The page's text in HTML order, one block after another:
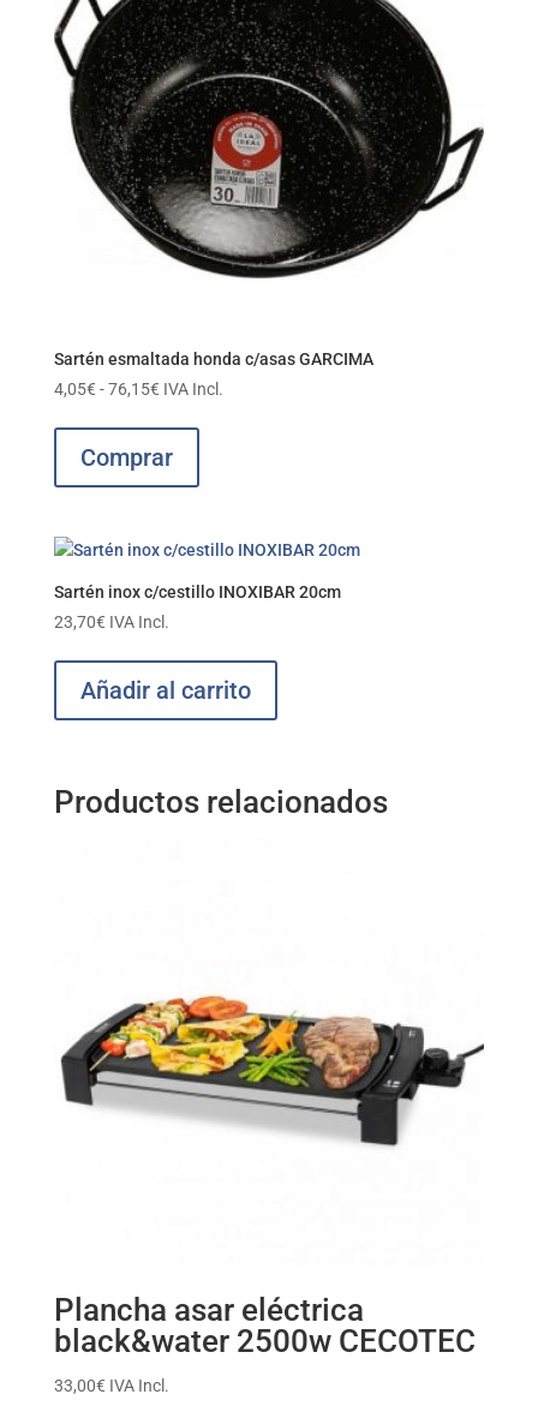
Sartén esmaltada honda c/asas GARCIMA
4,05€ - 76,15€Rango
desde
76,15€
IVA Incl.
Comprar
Las
opciones
elegir
en
la
producto
Sartén inox c/cestillo INOXIBAR 20cm
23,70€ IVA Incl.
Añadir al carrito
Productos relacionados
Plancha asar eléctrica
black&water 2500w CECOTEC
33,00€ IVA Incl.